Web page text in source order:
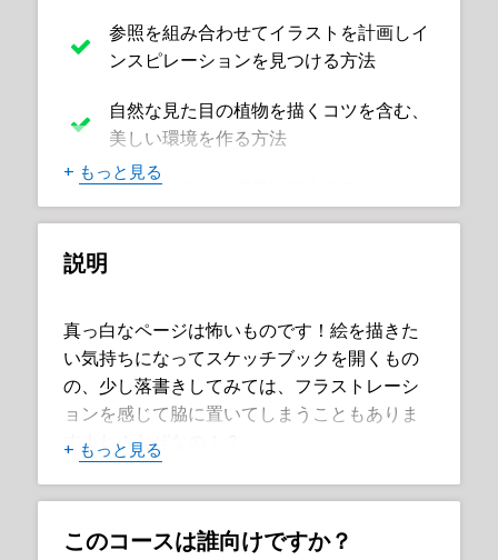
参照を組み合わせてイラストを計画しイ
ンスピレーションを見つける方法
自然な見た目の植物を描くコツを含む、
美しい環境を作る方法
キャラクターを背景に統合する
セミリアルなキャラクターの解剖学と構
造を学ぶ
パースグリッド、クリッピングマスク、
描画アシストなどの便利なデジタルツー
ルを活用する
デジタルイラストに伝統的な雰囲気を与
+ もっと見る
説明
真っ白なページは怖いものです！絵を描きた
い気持ちになってスケッチブックを開くもの
の、少し落書きしてみては、フラストレーシ
ョンを感じて脇に置いてしまうこともありま
すよね！なぜなの！？
安心してください！あなたは一人じゃありま
を経験しています。シモーネがこれを避け、
+ もっと見る
このコースは誰向けですか？